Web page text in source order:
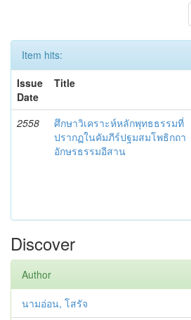
Item hits:
Issue
Date
Title
2558
ศึกษาวิเคราะห์หลักพุทธธรรมที่
ปรากฏในคัมภีร์ปฐมสมโพธิกถา
อักษรธรรมอีสาน
Discover
Author
นามอ่อน, โสรัจ